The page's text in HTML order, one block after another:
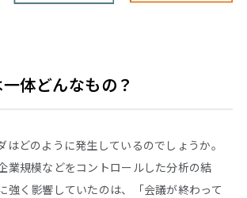
体どんなもの？
はどのように発生しているのでしょうか。
業規模などをコントロールした分析の結
強く影響していたのは、「会議が終わって